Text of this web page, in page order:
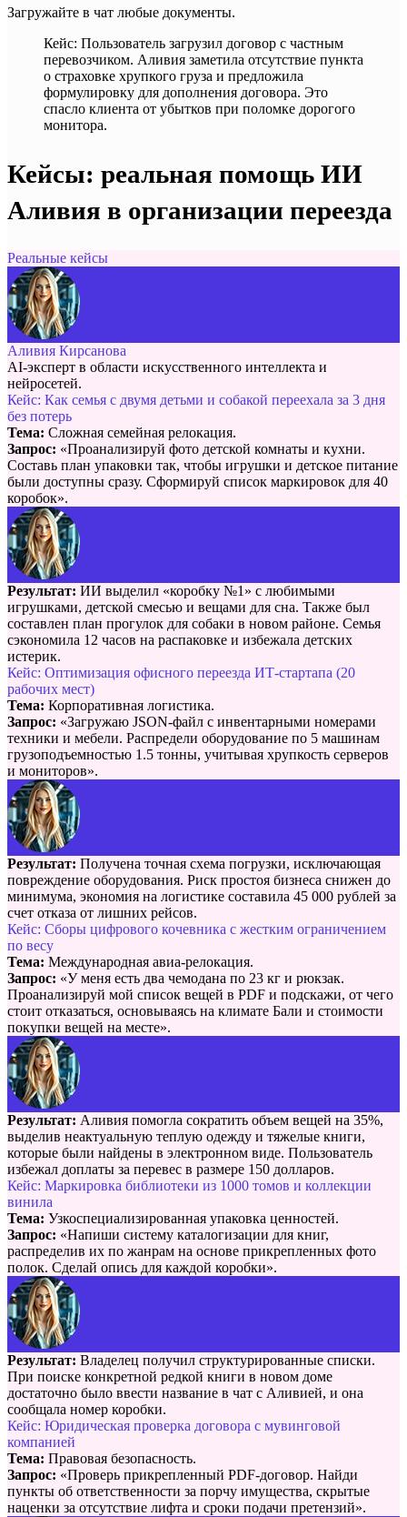
Загружайте в чат любые документы.
Кейс: Пользователь загрузил договор с частным
перевозчиком. Аливия заметила отсутствие пункта
о страховке хрупкого груза и предложила
формулировку для дополнения договора. Это
спасло клиента от убытков при поломке дорогого
монитора.
Кейсы: реальная помощь ИИ
Аливия в организации переезда
Реальные кейсы
Аливия Кирсанова
AI-эксперт в области искусственного интеллекта и
нейросетей.
Кейс: Как семья с двумя детьми и собакой переехала за 3 дня
без потерь
Тема: Сложная семейная релокация.
Запрос: «Проанализируй фото детской комнаты и кухни.
Составь план упаковки так, чтобы игрушки и детское питание
были доступны сразу. Сформируй список маркировок для 40
коробок».
Результат: ИИ выделил «коробку №1» с любимыми
игрушками, детской смесью и вещами для сна. Также был
составлен план прогулок для собаки в новом районе. Семья
сэкономила 12 часов на распаковке и избежала детских
истерик.
Кейс: Оптимизация офисного переезда ИТ-стартапа (20
рабочих мест)
Тема: Корпоративная логистика.
Запрос: «Загружаю JSON-файл с инвентарными номерами
техники и мебели. Распредели оборудование по 5 машинам
грузоподъемностью 1.5 тонны, учитывая хрупкость серверов
и мониторов».
Результат: Получена точная схема погрузки, исключающая
повреждение оборудования. Риск простоя бизнеса снижен до
минимума, экономия на логистике составила 45 000 рублей за
счет отказа от лишних рейсов.
Кейс: Сборы цифрового кочевника с жестким ограничением
по весу
Тема: Международная авиа-релокация.
Запрос: «У меня есть два чемодана по 23 кг и рюкзак.
Проанализируй мой список вещей в PDF и подскажи, от чего
стоит отказаться, основываясь на климате Бали и стоимости
покупки вещей на месте».
Результат: Аливия помогла сократить объем вещей на 35%,
выделив неактуальную теплую одежду и тяжелые книги,
которые были найдены в электронном виде. Пользователь
избежал доплаты за перевес в размере 150 долларов.
Кейс: Маркировка библиотеки из 1000 томов и коллекции
винила
Тема: Узкоспециализированная упаковка ценностей.
Запрос: «Напиши систему каталогизации для книг,
распределив их по жанрам на основе прикрепленных фото
полок. Сделай опись для каждой коробки».
Результат: Владелец получил структурированные списки.
При поиске конкретной редкой книги в новом доме
достаточно было ввести название в чат с Аливией, и она
сообщала номер коробки.
Кейс: Юридическая проверка договора с мувинговой
компанией
Тема: Правовая безопасность.
Запрос: «Проверь прикрепленный PDF-договор. Найди
пункты об ответственности за порчу имущества, скрытые
наценки за отсутствие лифта и сроки подачи претензий».